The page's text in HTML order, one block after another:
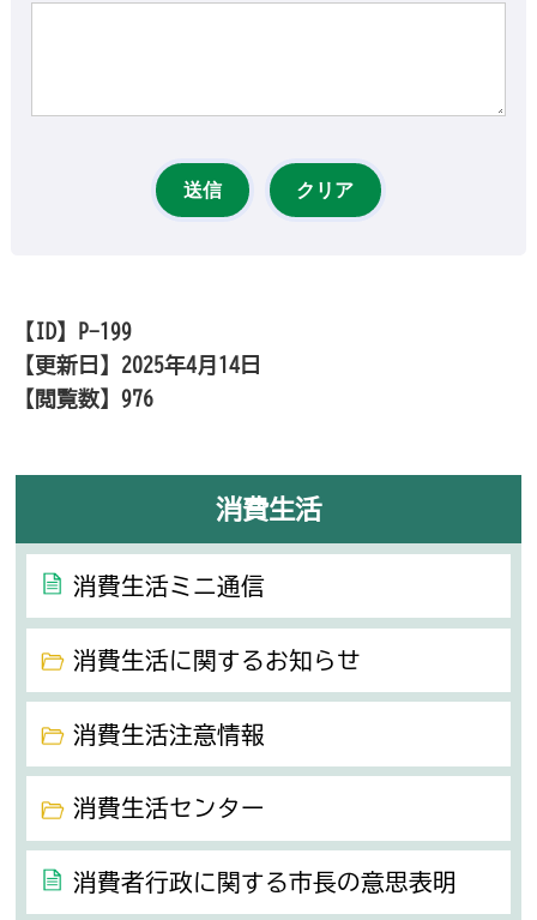
【ID】
P-199
【更新日】 2025年4月14日
【閲覧数】976
消費生活
消費生活ミニ通信
消費生活に関するお知らせ
消費生活注意情報
消費生活センター
消費者行政に関する市長の意思表明